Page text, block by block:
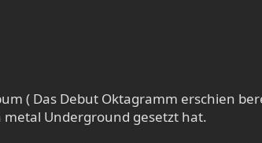
( Das Debut Oktagramm erschien
Underground gesetzt hat.